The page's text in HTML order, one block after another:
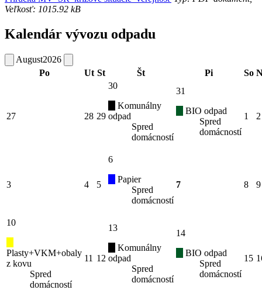
Veľkosť: 1015.92 kB
Kalendár vývozu odpadu
August2026
Po
Ut St Št Pi So
27 28 29
30
Komunálny
odpad
Spred
domácností
31
BIO odpad
Spred
domácností
1 2
3 4 5
6
Papier
Spred
domácností
7 8 9
10
Plasty+VKM+obaly
z kovu
Spred
domácností
11 12
13
Komunálny
odpad
Spred
domácností
14
BIO odpad
Spred
domácností
15